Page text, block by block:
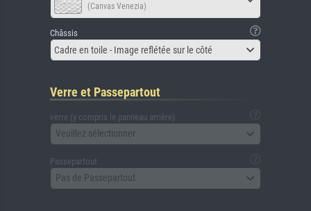
(Canvas Venezia)
Châssis
Cadre en toile - Image reflétée sur le côté
Verre et Passepartout
verre (y compris le panneau arrière)
Veuillez sélectionner
Passepartout
Pas de Passepartout